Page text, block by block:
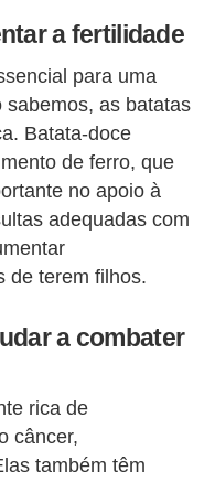
a fertilidade
para uma
sabemos, as batatas
Batata-doce
de ferro, que
no apoio à
adequadas com
de terem filhos.
a combater
rica de
câncer,
também têm